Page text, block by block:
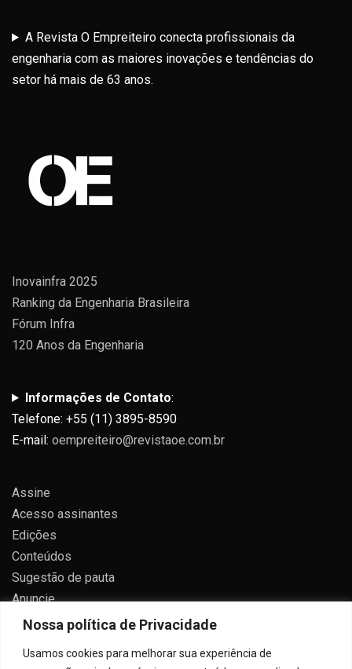
Nossa política de Privacidade
Usamos cookies para melhorar sua experiência de
A Revista O Empreiteiro conecta profissionais da
engenharia com as maiores inovações e tendências do
setor há mais de 63 anos.
Inovainfra 2025
Ranking da Engenharia Brasileira
Fórum Infra
120 Anos da Engenharia
Informações de Contato:
Telefone: +55 (11) 3895-8590
E-mail: oempreiteiro@revistaoe.com.br
Assine
Acesso assinantes
Edições
Conteúdos
Sugestão de pauta
Anuncie
Contato